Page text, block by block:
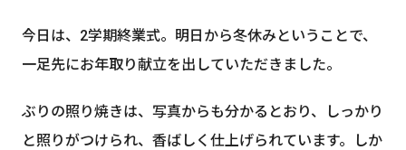
今日は、2学期終業式。明日から冬休みということで、
一足先にお年取り献立を出していただきました。
ぶりの照り焼きは、写真からも分かるとおり、しっかり
と照りがつけられ、香ばしく仕上げられています。しか